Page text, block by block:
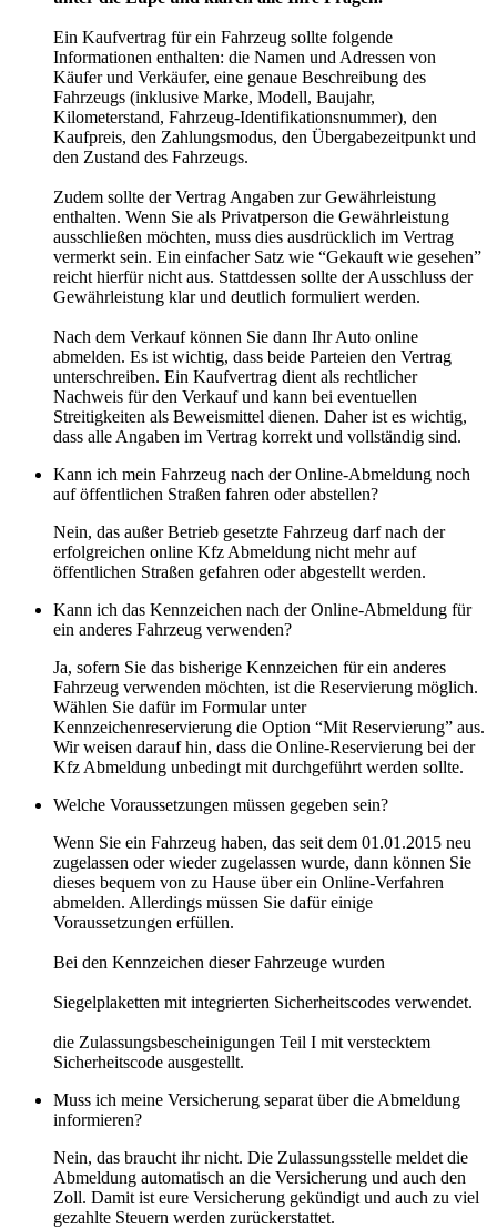
Ein Kaufvertrag für ein Fahrzeug sollte folgende
Informationen enthalten: die Namen und Adressen von
Käufer und Verkäufer, eine genaue Beschreibung des
Fahrzeugs (inklusive Marke, Modell, Baujahr,
Kilometerstand, Fahrzeug-Identifikationsnummer), den
Kaufpreis, den Zahlungsmodus, den Übergabezeitpunkt und
den Zustand des Fahrzeugs.
Zudem sollte der Vertrag Angaben zur Gewährleistung
enthalten. Wenn Sie als Privatperson die Gewährleistung
ausschließen möchten, muss dies ausdrücklich im Vertrag
vermerkt sein. Ein einfacher Satz wie “Gekauft wie gesehen”
reicht hierfür nicht aus. Stattdessen sollte der Ausschluss der
Gewährleistung klar und deutlich formuliert werden.
Nach dem Verkauf können Sie dann Ihr Auto online
abmelden. Es ist wichtig, dass beide Parteien den Vertrag
unterschreiben. Ein Kaufvertrag dient als rechtlicher
Nachweis für den Verkauf und kann bei eventuellen
Streitigkeiten als Beweismittel dienen. Daher ist es wichtig,
dass alle Angaben im Vertrag korrekt und vollständig sind.
Kann ich mein Fahrzeug nach der Online-Abmeldung noch
auf öffentlichen Straßen fahren oder abstellen?
Nein, das außer Betrieb gesetzte Fahrzeug darf nach der
erfolgreichen online Kfz Abmeldung nicht mehr auf
öffentlichen Straßen gefahren oder abgestellt werden.
Kann ich das Kennzeichen nach der Online-Abmeldung für
ein anderes Fahrzeug verwenden?
Ja, sofern Sie das bisherige Kennzeichen für ein anderes
Fahrzeug verwenden möchten, ist die Reservierung möglich.
Wählen Sie dafür im Formular unter
Kennzeichenreservierung die Option “Mit Reservierung” aus.
Wir weisen darauf hin, dass die Online-Reservierung bei der
Kfz Abmeldung unbedingt mit durchgeführt werden sollte.
Welche Voraussetzungen müssen gegeben sein?
Wenn Sie ein Fahrzeug haben, das seit dem 01.01.2015 neu
zugelassen oder wieder zugelassen wurde, dann können Sie
dieses bequem von zu Hause über ein Online‐Verfahren
abmelden. Allerdings müssen Sie dafür einige
Voraussetzungen erfüllen.
Bei den Kennzeichen dieser Fahrzeuge wurden
Siegelplaketten mit integrierten Sicherheitscodes verwendet.
die Zulassungsbescheinigungen Teil I mit verstecktem
Sicherheitscode ausgestellt.
Muss ich meine Versicherung separat über die Abmeldung
informieren?
Nein, das braucht ihr nicht. Die Zulassungsstelle meldet die
Abmeldung automatisch an die Versicherung und auch den
Zoll. Damit ist eure Versicherung gekündigt und auch zu viel
gezahlte Steuern werden zurückerstattet.